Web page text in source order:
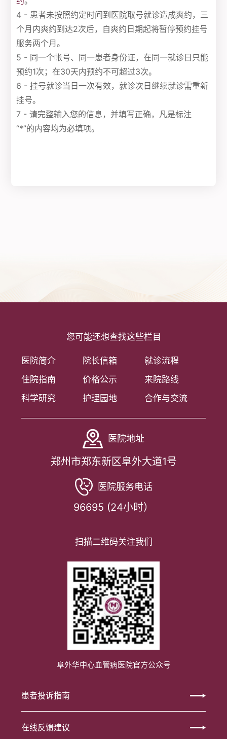
4 - 患者未按照约定时间到医院取号就诊造成爽约，三
个月内爽约到达2次后，自爽约日期起将暂停预约挂号
服务两个月。
5 - 同一个帐号、同一患者身份证，在同一就诊日只能
预约1次；在30天内预约不可超过3次。
6 - 挂号就诊当日一次有效，就诊次日继续就诊需重新
挂号。
7 - 请完整输入您的信息，并填写正确，凡是标注
“*”的内容均为必填项。
您可能还想查找这些栏目
医院简介 院长信箱
就诊流程
住院指南
价格公示
来院路线
科学研究
护理园地 合作与交流
医院地址
郑州市郑东新区阜外大道1号
医院服务电话
96695 (24小时）
扫描二维码关注我们
阜外华中心血管病医院官方公众号
患者投诉指南
在线反馈建议